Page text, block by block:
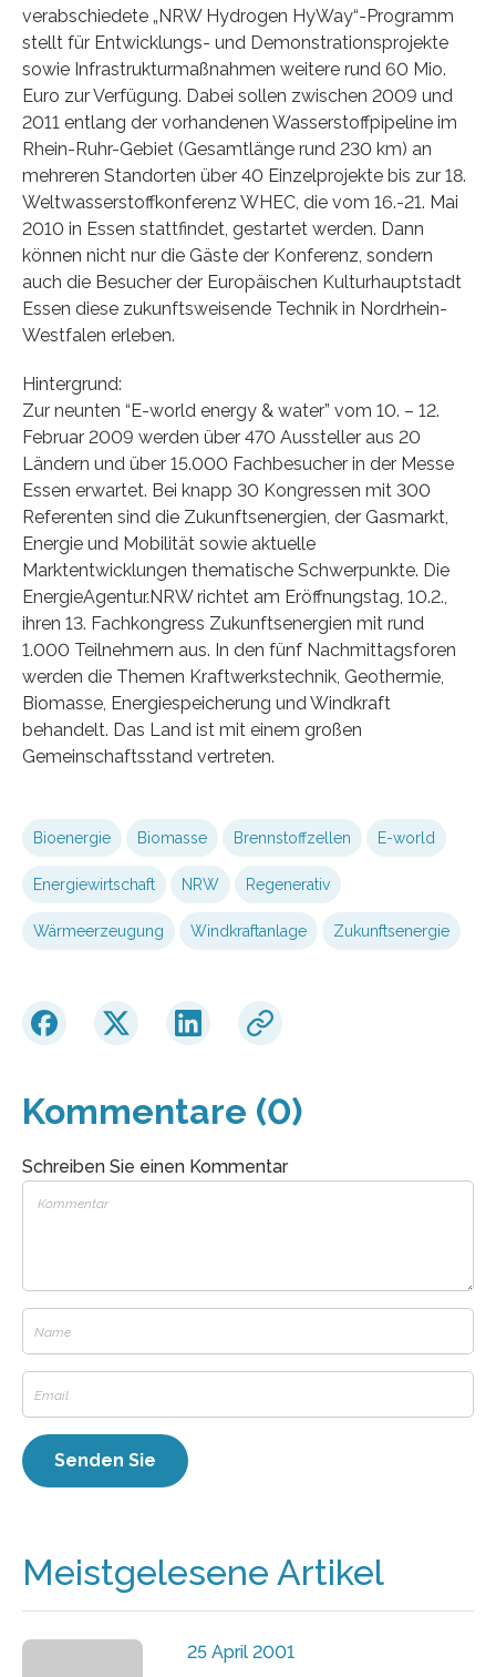
verabschiedete „NRW Hydrogen HyWay“-Programm
stellt für Entwicklungs- und Demonstrationsprojekte
sowie Infrastrukturmaßnahmen weitere rund 60 Mio.
Euro zur Verfügung. Dabei sollen zwischen 2009 und
2011 entlang der vorhandenen Wasserstoffpipeline im
Rhein-Ruhr-Gebiet (Gesamtlänge rund 230 km) an
mehreren Standorten über 40 Einzelprojekte bis zur 18.
Weltwasserstoffkonferenz WHEC, die vom 16.-21. Mai
2010 in Essen stattfindet, gestartet werden. Dann
können nicht nur die Gäste der Konferenz, sondern
auch die Besucher der Europäischen Kulturhauptstadt
Essen diese zukunftsweisende Technik in Nordrhein-
Westfalen erleben.
Hintergrund:
Zur neunten “E-world energy & water” vom 10. – 12.
Februar 2009 werden über 470 Aussteller aus 20
Ländern und über 15.000 Fachbesucher in der Messe
Essen erwartet. Bei knapp 30 Kongressen mit 300
Referenten sind die Zukunftsenergien, der Gasmarkt,
Energie und Mobilität sowie aktuelle
Marktentwicklungen thematische Schwerpunkte. Die
EnergieAgentur.NRW richtet am Eröffnungstag, 10.2.,
ihren 13. Fachkongress Zukunftsenergien mit rund
1.000 Teilnehmern aus. In den fünf Nachmittagsforen
werden die Themen Kraftwerkstechnik, Geothermie,
Biomasse, Energiespeicherung und Windkraft
behandelt. Das Land ist mit einem großen
Gemeinschaftsstand vertreten.
Bioenergie Biomasse Brennstoffzellen E-world
Energiewirtschaft NRW Regenerativ
Wärmeerzeugung Windkraftanlage Zukunftsenergie
Kommentare (0)
Schreiben Sie einen Kommentar
Meistgelesene Artikel
25 April 2001